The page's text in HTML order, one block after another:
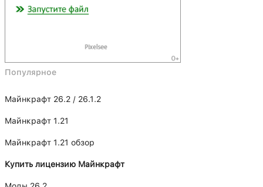
Популярное
Майнкрафт 26.2 / 26.1.2
Майнкрафт 1.21
Майнкрафт 1.21 обзор
Купить лицензию Майнкрафт